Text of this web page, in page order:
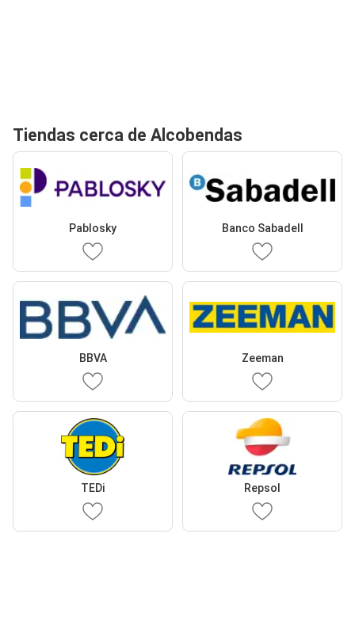
Tiendas cerca de Alcobendas
Pablosky Banco Sabadell
BBVA Zeeman
TEDi Repsol